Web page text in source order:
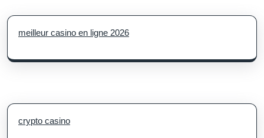
meilleur casino en ligne 2026
crypto casino